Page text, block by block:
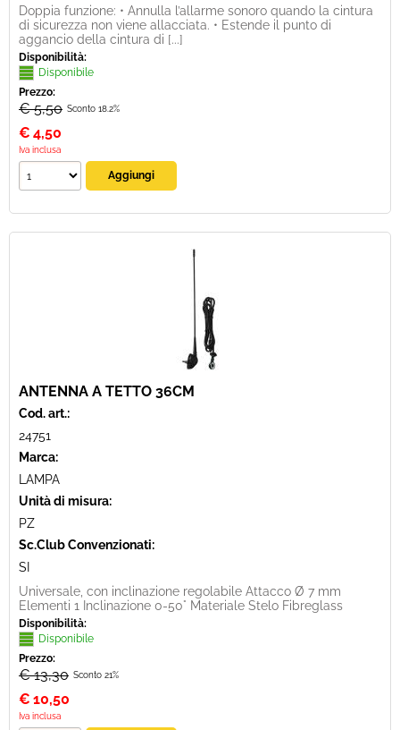
Doppia funzione: • Annulla l’allarme sonoro quando la cintura
di sicurezza non viene allacciata. • Estende il punto di
aggancio della cintura di [...]
Disponibilità:
Disponibile
Prezzo:
€ 5,50 Sconto 18.2%
€ 4,50
Iva inclusa
ANTENNA A TETTO 36CM
Cod. art.:
24751
Marca:
LAMPA
Unità di misura:
PZ
Sc.Club Convenzionati:
SI
Universale, con inclinazione regolabile Attacco Ø 7 mm
Elementi 1 Inclinazione 0-50° Materiale Stelo Fibreglass
Disponibilità:
Disponibile
Prezzo:
€ 13,30 Sconto 21%
€ 10,50
Iva inclusa